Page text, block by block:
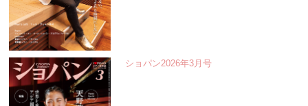
ショパン2026年3月号